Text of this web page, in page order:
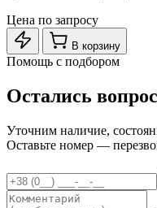
Цена по запросу
В корзину
Помощь с подбором
Остались
Уточним наличие,
Оставьте номер —